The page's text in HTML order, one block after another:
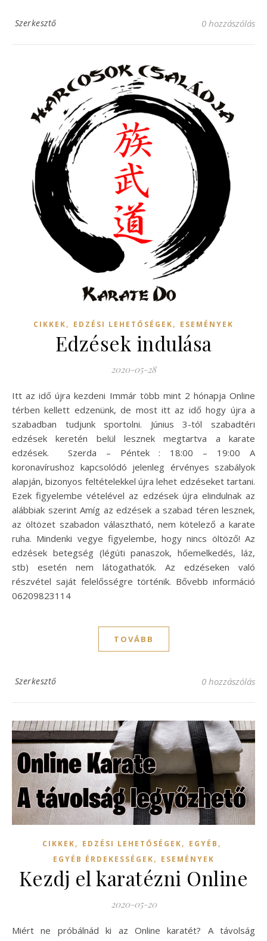
Szerkesztő 0 hozzászólás
CIKKEK, EDZÉSI LEHETŐSÉGEK, ESEMÉNYEK
Edzések indulása
2020-05-28
Itt az idő újra kezdeni Immár több mint 2 hónapja Online
térben kellett edzenünk, de most itt az idő hogy újra a
szabadban tudjunk sportolni. Június 3-tól szabadtéri
edzések keretén belül lesznek megtartva a karate
edzések. Szerda – Péntek : 18:00 – 19:00 A
koronavírushoz kapcsolódó jelenleg érvényes szabályok
alapján, bizonyos feltételekkel újra lehet edzéseket tartani.
Ezek figyelembe vételével az edzések újra elindulnak az
alábbiak szerint Amíg az edzések a szabad téren lesznek,
az öltözet szabadon választható, nem kötelező a karate
ruha. Mindenki vegye figyelembe, hogy nincs öltöző! Az
edzések betegség (légúti panaszok, hőemelkedés, láz,
stb) esetén nem látogathatók. Az edzéseken való
részvétel saját felelősségre történik. Bővebb információ
06209823114
TOVÁBB
Szerkesztő 0 hozzászólás
CIKKEK, EDZÉSI LEHETŐSÉGEK, EGYÉB ,
EGYÉB ÉRDEKESSÉGEK, ESEMÉNYEK
Kezdj el karatézni Online
2020-05-20
Miért ne próbálnád ki az Online karatét? A távolság